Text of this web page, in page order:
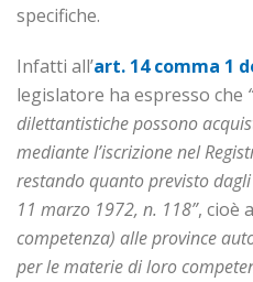
specifiche.
Infatti all’art. 14 comma 1
legislatore ha espresso che
dilettantistiche possono
mediante l’iscrizione nel
restando quanto previsto
11 marzo 1972, n. 118”, cioè
competenza) alle province
per le materie di loro